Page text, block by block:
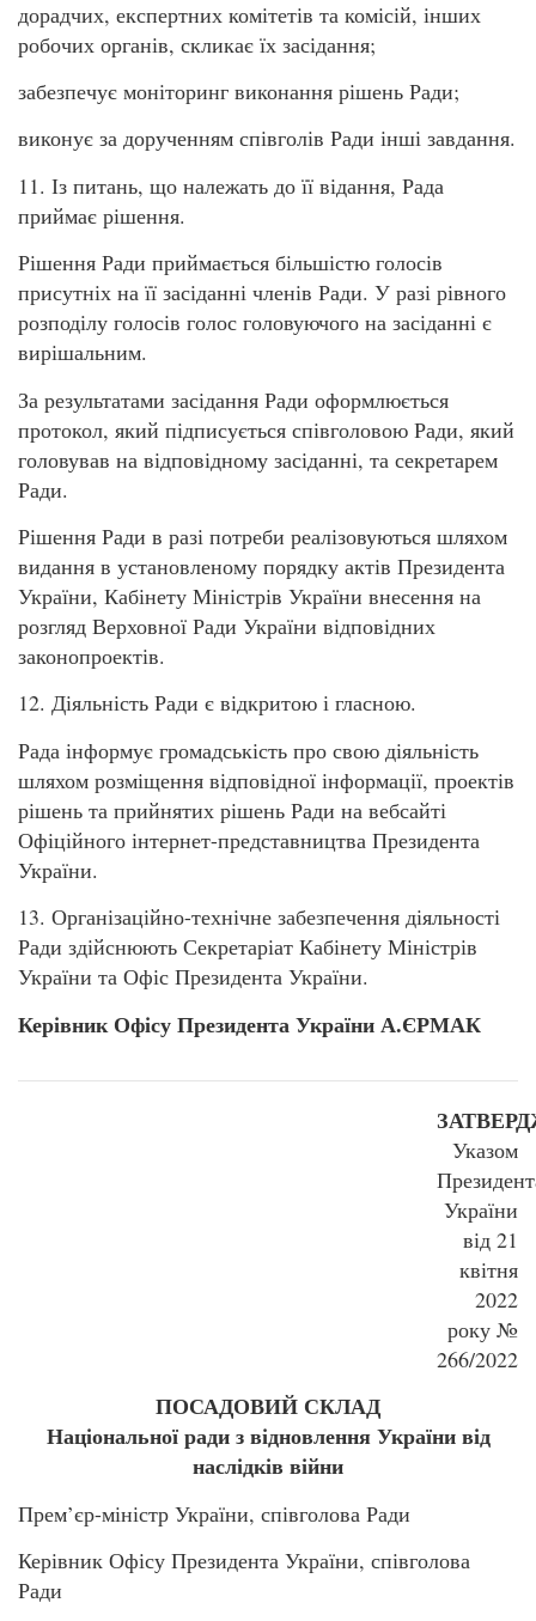
дорадчих, експертних комітетів та комісій, інших
робочих органів, скликає їх засідання;
забезпечує моніторинг виконання рішень Ради;
виконує за дорученням співголів Ради інші завдання.
11. Із питань, що належать до її відання, Рада
приймає рішення.
Рішення Ради приймається більшістю голосів
присутніх на її засіданні членів Ради. У разі рівного
розподілу голосів голос головуючого на засіданні є
вирішальним.
За результатами засідання Ради оформлюється
протокол, який підписується співголовою Ради, який
головував на відповідному засіданні, та секретарем
Ради.
Рішення Ради в разі потреби реалізовуються шляхом
видання в установленому порядку актів Президента
України, Кабінету Міністрів України внесення на
розгляд Верховної Ради України відповідних
законопроектів.
12. Діяльність Ради є відкритою і гласною.
Рада інформує громадськість про свою діяльність
шляхом розміщення відповідної інформації, проектів
рішень та прийнятих рішень Ради на вебсайті
Офіційного інтернет-представництва Президента
України.
13. Організаційно-технічне забезпечення діяльності
Ради здійснюють Секретаріат Кабінету Міністрів
України та Офіс Президента України.
Керівник Офісу Президента України А.ЄРМАК
Указом
України
від 21
квітня
2022
року №
266/2022
ПОСАДОВИЙ СКЛАД
Національної ради з відновлення України від
наслідків війни
Прем’єр-міністр України, співголова Ради
Керівник Офісу Президента України, співголова
Ради